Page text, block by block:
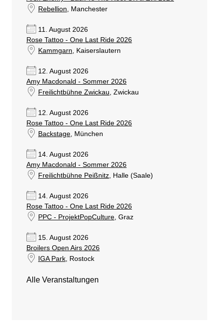
Rebellion , Manchester
11. August 2026
Rose Tattoo - One Last Ride 2026
Kammgarn , Kaiserslautern
12. August 2026
Amy Macdonald - Sommer 2026
Freilichtbühne Zwickau , Zwickau
12. August 2026
Rose Tattoo - One Last Ride 2026
Backstage, München
14. August 2026
Amy Macdonald - Sommer 2026
Freilichtbühne Peißnitz, Halle (Saale)
14. August 2026
Rose Tattoo - One Last Ride 2026
PPC - ProjektPopCulture, Graz
15. August 2026
Broilers Open Airs 2026
IGA Park, Rostock
Alle Veranstaltungen